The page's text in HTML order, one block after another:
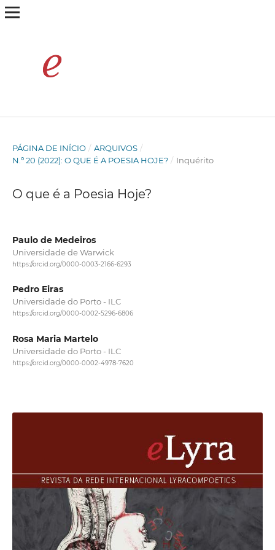
PÁGINA DE INÍCIO / ARQUIVOS /
N.º 20 (2022): O QUE É A POESIA HOJE? / Inquérito
O que é a Poesia Hoje?
Paulo de Medeiros
Universidade de Warwick
https://orcid.org/0000-0003-2166-6293
Pedro Eiras
Universidade do Porto - ILC
https://orcid.org/0000-0002-5296-6806
Rosa Maria Martelo
Universidade do Porto - ILC
https://orcid.org/0000-0002-4978-7620